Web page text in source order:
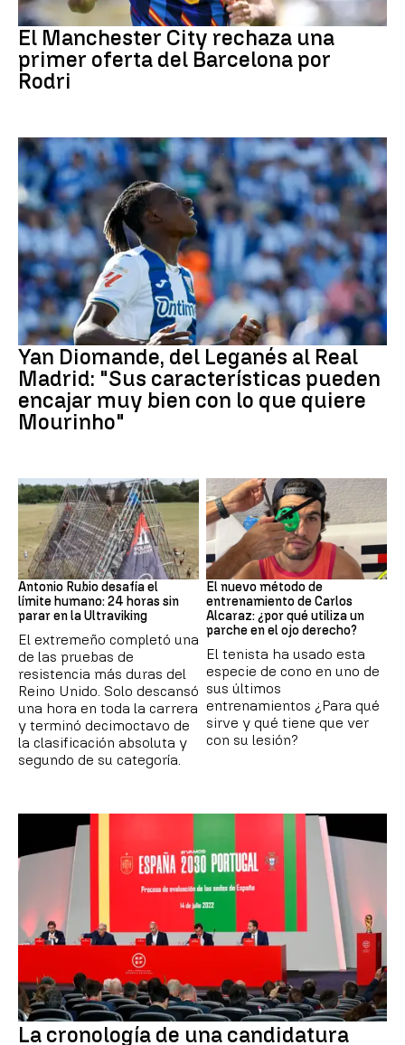
Fútbol
El Manchester City rechaza una
primer oferta del Barcelona por
Rodri
Real Madrid
Yan Diomande, del Leganés al Real
Madrid: "Sus características pueden
encajar muy bien con lo que quiere
Mourinho"
Ultraviking
Antonio Rubio desafía el
límite humano: 24 horas sin
parar en la Ultraviking
El extremeño completó una
de las pruebas de
resistencia más duras del
Reino Unido. Solo descansó
una hora en toda la carrera
y terminó decimoctavo de
la clasificación absoluta y
segundo de su categoría.
Tenis
El nuevo método de
entrenamiento de Carlos
Alcaraz: ¿por qué utiliza un
parche en el ojo derecho?
El tenista ha usado esta
especie de cono en uno de
sus últimos
entrenamientos ¿Para qué
sirve y qué tiene que ver
con su lesión?
La cronología de una candidatura